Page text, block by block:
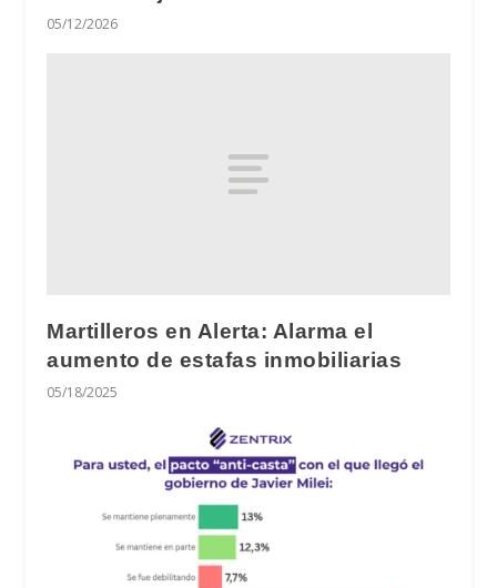
05/12/2026
Martilleros en Alerta: Alarma el
aumento de estafas inmobiliarias
05/18/2025